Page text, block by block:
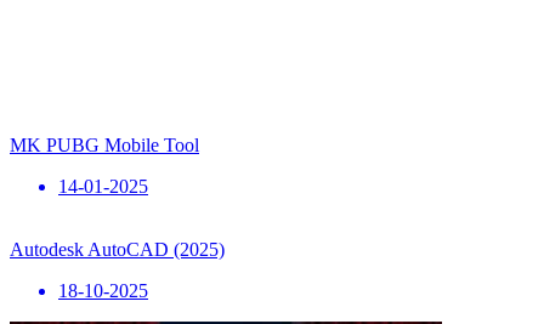
MK PUBG Mobile Tool
14-01-2025
Autodesk AutoCAD (2025)
18-10-2025